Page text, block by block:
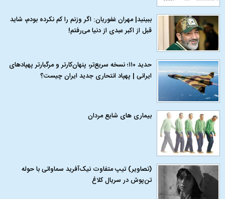
ببینید| مهران غفوریان: اگر وزنم را کم نکرده بودم، شاید
قبل از اکبر عبدی از دنیا می‌رفتم!
حدید ۱۱۰؛ نسخه سریع‌تر، پنهان‌کارتر و مرگبارتر پهپادهای
ایرانی | پهپاد انتحاری جدید ایران چیست؟
بیماری‌ های شایع مردان
(تصاویر) تیپ متفاوت نیک‌آفرید سماواتی با حوله
تن‌پوش در سریال کلاغ